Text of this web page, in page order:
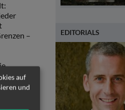
EDITORIALS
–
das
auf
und